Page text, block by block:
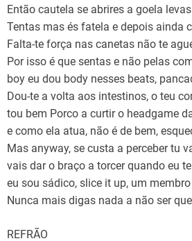
Então cautela se abrires a goela
Tentas mas és fatela e depois ainda
Falta-te força nas canetas não te
Por isso é que sentas e não pelas
boy eu dou body nesses beats,
Dou-te a volta aos intestinos, o teu
tou bem Porco a curtir o headgame
e como ela atua, não é de bem,
Mas anyway, se custa a perceber tu
vais dar o braço a torcer quando eu
eu sou sádico, slice it up, um
Nunca mais digas nada a não ser
REFRÃO